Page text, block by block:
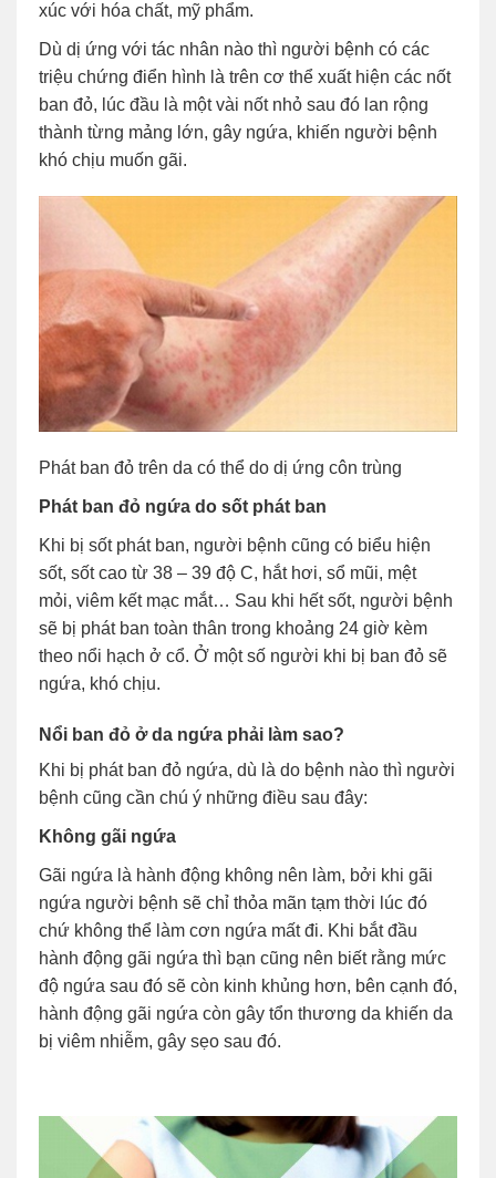
xúc với hóa chất, mỹ phẩm.
Dù dị ứng với tác nhân nào thì người bệnh có các
triệu chứng điển hình là trên cơ thể xuất hiện các nốt
ban đỏ, lúc đầu là một vài nốt nhỏ sau đó lan rộng
thành từng mảng lớn, gây ngứa, khiến người bệnh
khó chịu muốn gãi.
Phát ban đỏ trên da có thể do dị ứng côn trùng
Phát ban đỏ ngứa do sốt phát ban
Khi bị sốt phát ban, người bệnh cũng có biểu hiện
sốt, sốt cao từ 38 – 39 độ C, hắt hơi, sổ mũi, mệt
mỏi, viêm kết mạc mắt… Sau khi hết sốt, người bệnh
sẽ bị phát ban toàn thân trong khoảng 24 giờ kèm
theo nổi hạch ở cổ. Ở một số người khi bị ban đỏ sẽ
ngứa, khó chịu.
Nổi ban đỏ ở da ngứa phải làm sao?
Khi bị phát ban đỏ ngứa, dù là do bệnh nào thì người
bệnh cũng cần chú ý những điều sau đây:
Không gãi ngứa
Gãi ngứa là hành động không nên làm, bởi khi gãi
ngứa người bệnh sẽ chỉ thỏa mãn tạm thời lúc đó
chứ không thể làm cơn ngứa mất đi. Khi bắt đầu
hành động gãi ngứa thì bạn cũng nên biết rằng mức
độ ngứa sau đó sẽ còn kinh khủng hơn, bên cạnh đó,
hành động gãi ngứa còn gây tổn thương da khiến da
bị viêm nhiễm, gây sẹo sau đó.